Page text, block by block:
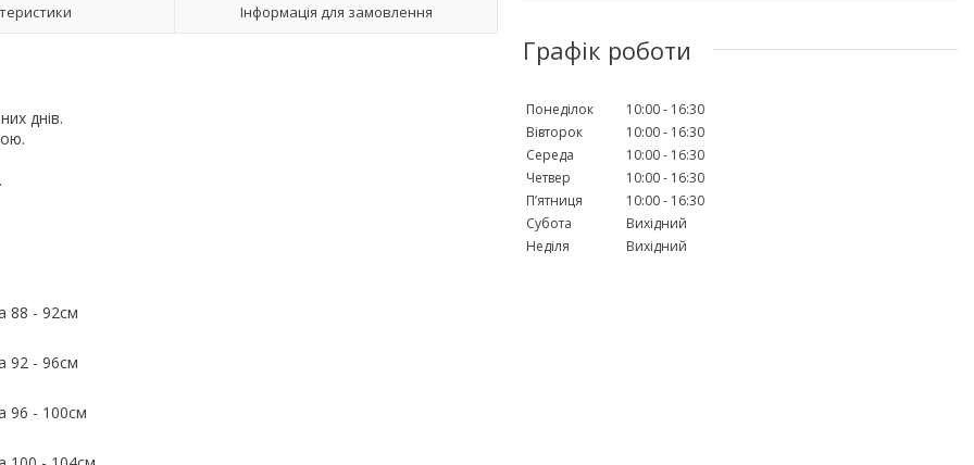
Інформація для замовлення
днів.
88 - 92см
92 - 96см
96 - 100см
Графік роботи
Понеділок 10:00
16:30
Вівторок
10:00
16:30
Середа
10:00
16:30
Четвер
10:00
16:30
Пʼятниця
10:00
16:30
Субота
Вихідний
Неділя
Вихідний